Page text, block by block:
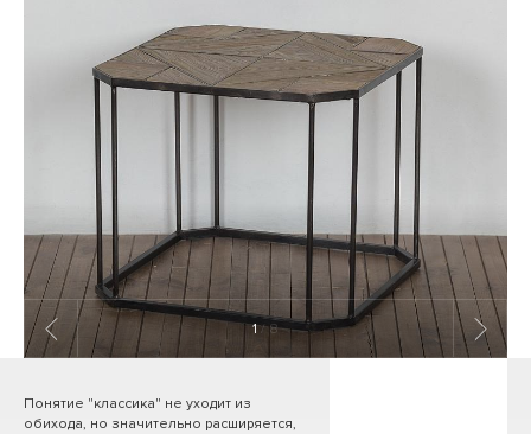
1/ 8
Понятие "классика" не уходит из
обихода, но значительно расширяется,